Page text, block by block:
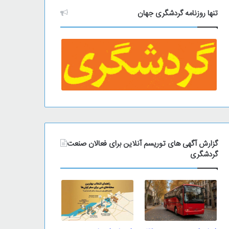
تنها روزنامه گردشگری جهان
گزارش آگهی های توریسم آنلاین برای فعالان صنعت
گردشگری